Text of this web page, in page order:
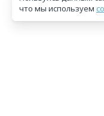
что мы используем